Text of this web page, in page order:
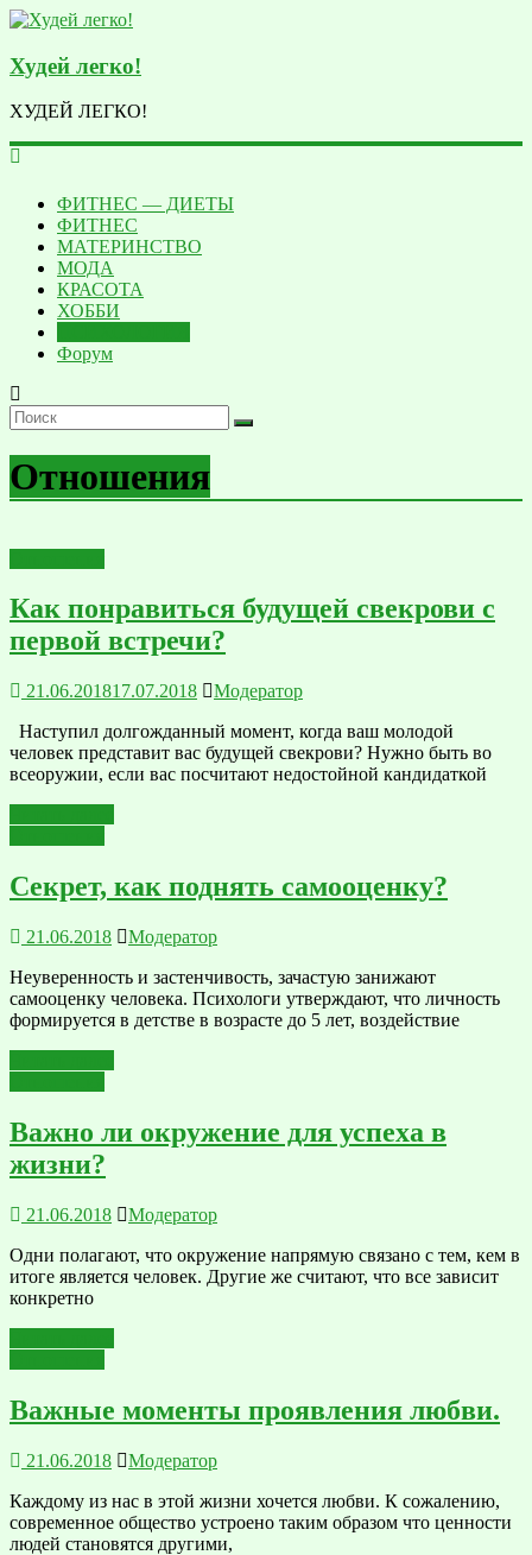
Худей легко!
ХУДЕЙ ЛЕГКО!
ФИТНЕС — ДИЕТЫ
ФИТНЕC
МАТЕРИНСТВО
МОДА
КРАСОТА
ХОББИ
Форум
Отношения
Как понравиться будущей свекрови с
первой встречи?
21.06.201817.07.2018
Модератор
Наступил долгожданный момент, когда ваш молодой
человек представит вас будущей свекрови? Нужно быть во
всеоружии, если вас посчитают недостойной кандидаткой
Секрет, как поднять самооценку?
21.06.2018
Модератор
Неуверенность и застенчивость, зачастую занижают
самооценку человека. Психологи утверждают, что личность
формируется в детстве в возрасте до 5 лет, воздействие
Важно ли окружение для успеха в
жизни?
21.06.2018
Модератор
Одни полагают, что окружение напрямую связано с тем, кем в
итоге является человек. Другие же считают, что все зависит
конкретно
Важные моменты проявления любви.
21.06.2018
Модератор
Каждому из нас в этой жизни хочется любви. К сожалению,
современное общество устроено таким образом что ценности
людей становятся другими,